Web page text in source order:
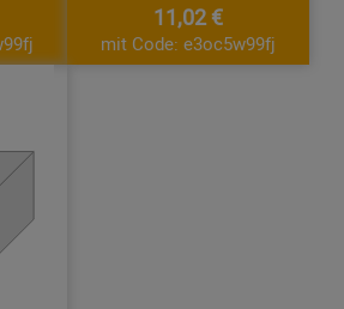
11,02 €
mit Code: e3oc5w99fj